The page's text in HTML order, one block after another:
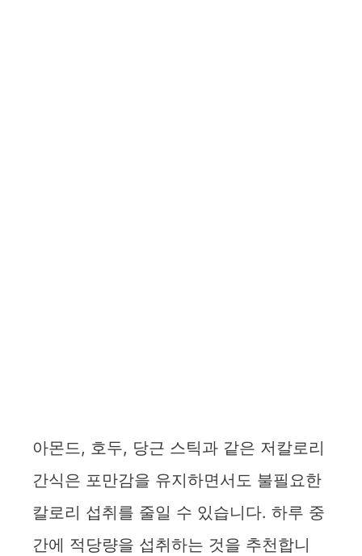
아몬드, 호두, 당근 스틱과 같은 저칼로리
간식은 포만감을 유지하면서도 불필요한
칼로리 섭취를 줄일 수 있습니다. 하루 중
간에 적당량을 섭취하는 것을 추천합니